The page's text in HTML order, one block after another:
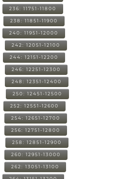
236: 11751-11800
238: 11851-11900
240: 11951-12000
242: 12051-12100
244: 12151-12200
246: 12251-12300
248: 12351-12400
250: 12451-12500
252: 12551-12600
254: 12651-12700
256: 12751-12800
258: 12851-12900
260: 12951-13000
262: 13051-13100